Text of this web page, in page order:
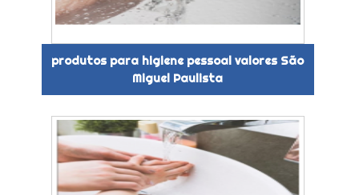
produtos para higiene pessoal valores São
Miguel Paulista